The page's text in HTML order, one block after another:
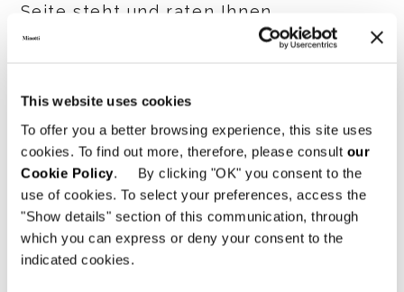
This website uses cookies
To offer you a better browsing experience, this site uses
cookies. To find out more, therefore, please consult our
Cookie Policy. By clicking "OK" you consent to the
use of cookies. To select your preferences, access the
"Show details" section of this communication, through
which you can express or deny your consent to the
indicated cookies.
Seite steht und raten Ihnen,
regelmäßig die Rubrik "Projekte" auf
Realisierungen aktualisiert wird.
SHARE DRUCKEN DOWNLOAD PDF
ZURÜCK ZU NEWS